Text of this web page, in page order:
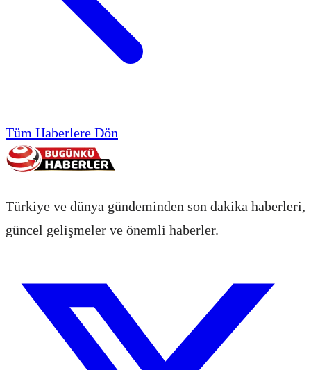
Tüm Haberlere Dön
Türkiye ve dünya gündeminden son dakika haberleri,
güncel gelişmeler ve önemli haberler.